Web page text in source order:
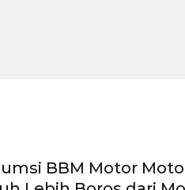
BBM Motor